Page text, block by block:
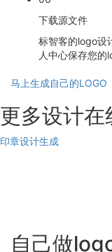
下载源文件
标智客的logo设
人中心保存您的
马上生成自己的LOGO
更多设计
印章设计生成
自己做